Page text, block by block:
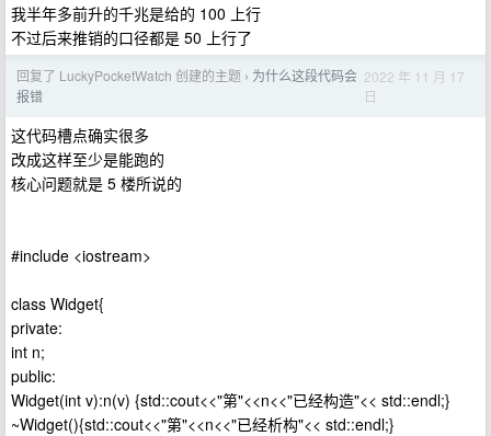
我半年多前升的千兆是给的 100 上行
不过后来推销的口径都是 50 上行了
回复了 LuckyPocketWatch 创建的主题 › 为什么这段代码会
报错
2022 年 11 月 17
日
这代码槽点确实很多
改成这样至少是能跑的
核心问题就是 5 楼所说的
#include <iostream>
class Widget{
private:
int n;
public:
Widget(int v):n(v) {std::cout<<"第"<<n<<"已经构造"<< std::endl;}
~Widget(){std::cout<<"第"<<n<<"已经析构"<< std::endl;}